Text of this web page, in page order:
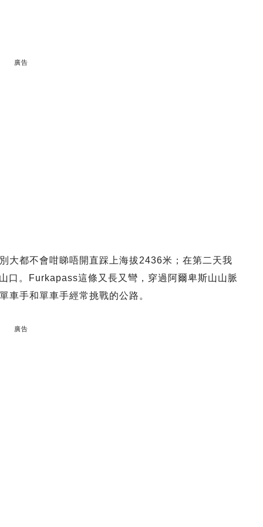
廣告
大都不會咁睇唔開直踩上海拔2436米；在第二天我
口。Furkapass這條又長又彎， 穿過阿爾卑斯山山脈
車手和單車手經常挑戰的公路。
廣告